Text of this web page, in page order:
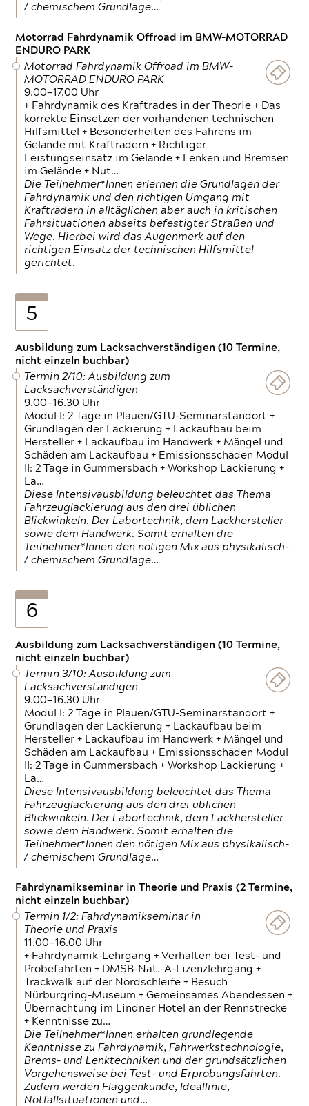
/ chemischem Grundlage…
Motorrad Fahrdynamik Offroad im BMW-MOTORRAD
ENDURO PARK
Motorrad Fahrdynamik Offroad im BMW-
MOTORRAD ENDURO PARK
9.00—17.00 Uhr
+ Fahrdynamik des Kraftrades in der Theorie + Das
korrekte Einsetzen der vorhandenen technischen
Hilfsmittel + Besonderheiten des Fahrens im
Gelände mit Krafträdern + Richtiger
Leistungseinsatz im Gelände + Lenken und Bremsen
im Gelände + Nut…
Die Teilnehmer*Innen erlernen die Grundlagen der
Fahrdynamik und den richtigen Umgang mit
Krafträdern in alltäglichen aber auch in kritischen
Fahrsituationen abseits befestigter Straßen und
Wege. Hierbei wird das Augenmerk auf den
richtigen Einsatz der technischen Hilfsmittel
gerichtet.
5
Ausbildung zum Lacksachverständigen (10 Termine,
nicht einzeln buchbar)
Termin 2/10: Ausbildung zum
Lacksachverständigen
9.00—16.30 Uhr
Modul I: 2 Tage in Plauen/GTÜ-Seminarstandort +
Grundlagen der Lackierung + Lackaufbau beim
Hersteller + Lackaufbau im Handwerk + Mängel und
Schäden am Lackaufbau + Emissionsschäden Modul
II: 2 Tage in Gummersbach + Workshop Lackierung +
La…
Diese Intensivausbildung beleuchtet das Thema
Fahrzeuglackierung aus den drei üblichen
Blickwinkeln. Der Labortechnik, dem Lackhersteller
sowie dem Handwerk. Somit erhalten die
Teilnehmer*Innen den nötigen Mix aus physikalisch-
/ chemischem Grundlage…
6
Ausbildung zum Lacksachverständigen (10 Termine,
nicht einzeln buchbar)
Termin 3/10: Ausbildung zum
Lacksachverständigen
9.00—16.30 Uhr
Modul I: 2 Tage in Plauen/GTÜ-Seminarstandort +
Grundlagen der Lackierung + Lackaufbau beim
Hersteller + Lackaufbau im Handwerk + Mängel und
Schäden am Lackaufbau + Emissionsschäden Modul
II: 2 Tage in Gummersbach + Workshop Lackierung +
La…
Diese Intensivausbildung beleuchtet das Thema
Fahrzeuglackierung aus den drei üblichen
Blickwinkeln. Der Labortechnik, dem Lackhersteller
sowie dem Handwerk. Somit erhalten die
Teilnehmer*Innen den nötigen Mix aus physikalisch-
/ chemischem Grundlage…
Fahrdynamikseminar in Theorie und Praxis (2 Termine,
nicht einzeln buchbar)
Termin 1/2: Fahrdynamikseminar in
Theorie und Praxis
11.00—16.00 Uhr
+ Fahrdynamik-Lehrgang + Verhalten bei Test- und
Probefahrten + DMSB-Nat.-A-Lizenzlehrgang +
Trackwalk auf der Nordschleife + Besuch
Nürburgring-Museum + Gemeinsames Abendessen +
Übernachtung im Lindner Hotel an der Rennstrecke
+ Kenntnisse zu…
Die Teilnehmer*Innen erhalten grundlegende
Kenntnisse zu Fahrdynamik, Fahrwerkstechnologie,
Brems- und Lenktechniken und der grundsätzlichen
Vorgehensweise bei Test- und Erprobungsfahrten.
Zudem werden Flaggenkunde, Ideallinie,
Notfallsituationen und…